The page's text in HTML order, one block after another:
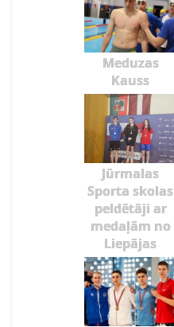
Meduzas
Kauss
Jūrmalas
Sporta skolas
peldētāji ar
medaļām no
Liepājas